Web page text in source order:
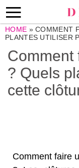
HOME »COMMENT
PLANTES UTILISER
Comment
? Quels
cette
Comment faire